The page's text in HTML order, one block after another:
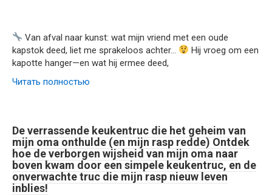
Van afval naar kunst: wat mijn vriend met een oude
kapstok deed, liet me sprakeloos achter…
Hij vroeg om een
kapotte hanger—en wat hij ermee deed,
Читать полностью
De verrassende keukentruc die het geheim van
mijn oma onthulde (en mijn rasp redde) Ontdek
hoe de verborgen wijsheid van mijn oma naar
boven kwam door een simpele keukentruc, en de
onverwachte truc die mijn rasp nieuw leven
inblies!